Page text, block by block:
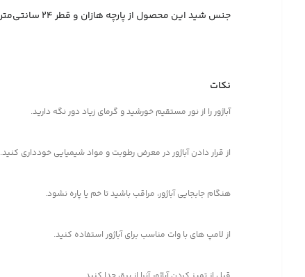
جنس شید این محصول از پارچه هازان و قطر 24 سانتی‌متراست. این آباژور دارای پایه ای از جنس آلومینیوم و اندازه ی 18 سانتی‌متر است همچنین ارتفاع این محصول 40 سانتی‌متر می باشد.
نکات
آباژور را از نور مستقیم خورشید و گرمای زیاد دور نگه دارید.
از قرار دادن آباژور در معرض رطوبت و مواد شیمیایی خودداری کنید.
هنگام جابجایی آباژور، مراقب باشید تا خم یا پاره نشود.
از لامپ های با وات مناسب برای آباژور استفاده کنید.